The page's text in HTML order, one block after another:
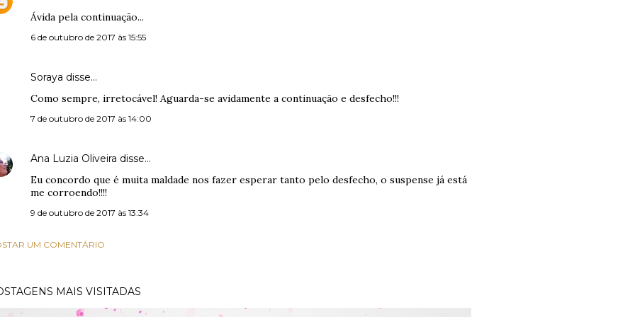
Ávida pela continuação...
6 de outubro de 2017 às 15:55
Soraya disse…
Como sempre, irretocável! Aguarda-se avidamente a continuação e desfecho!!!
7 de outubro de 2017 às 14:00
Ana Luzia Oliveira disse…
Eu concordo que é muita maldade nos fazer esperar tanto pelo desfecho, o suspense já está
me corroendo!!!!
9 de outubro de 2017 às 13:34
UM COMENTÁRIO
MAIS VISITADAS